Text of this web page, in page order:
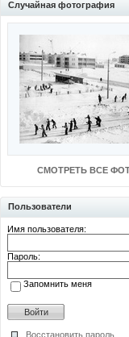
Случайная фотография
СМОТРЕТЬ ВСЕ
Пользователи
Имя пользователя:
Пароль:
Запомнить меня
Восстановить пароль